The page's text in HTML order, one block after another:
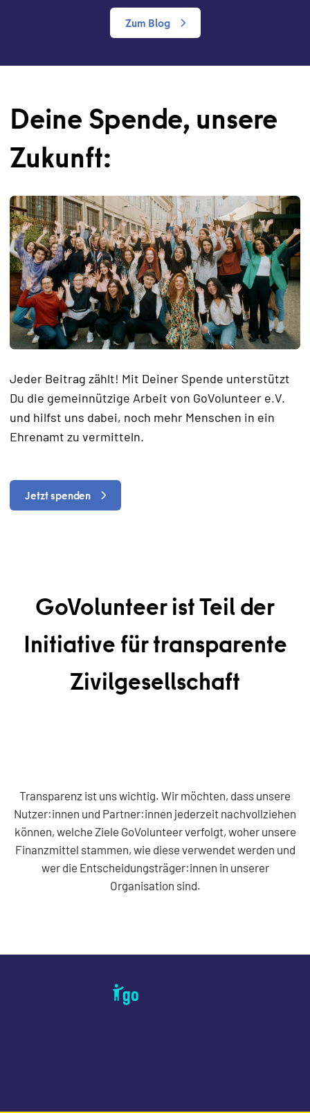
Zum Blog
Deine Spende, unsere
Zukunft:
Jeder Beitrag zählt! Mit Deiner Spende unterstützt
Du die gemeinnützige Arbeit von GoVolunteer e.V.
und hilfst uns dabei, noch mehr Menschen in ein
Ehrenamt zu vermitteln.
Jetzt spenden
GoVolunteer ist Teil der
Initiative für transparente
Zivilgesellschaft
Transparenz ist uns wichtig. Wir möchten, dass unsere
Nutzer:innen und Partner:innen jederzeit nachvollziehen
können, welche Ziele GoVolunteer verfolgt, woher unsere
Finanzmittel stammen, wie diese verwendet werden und
wer die Entscheidungsträger:innen in unserer
Organisation sind.